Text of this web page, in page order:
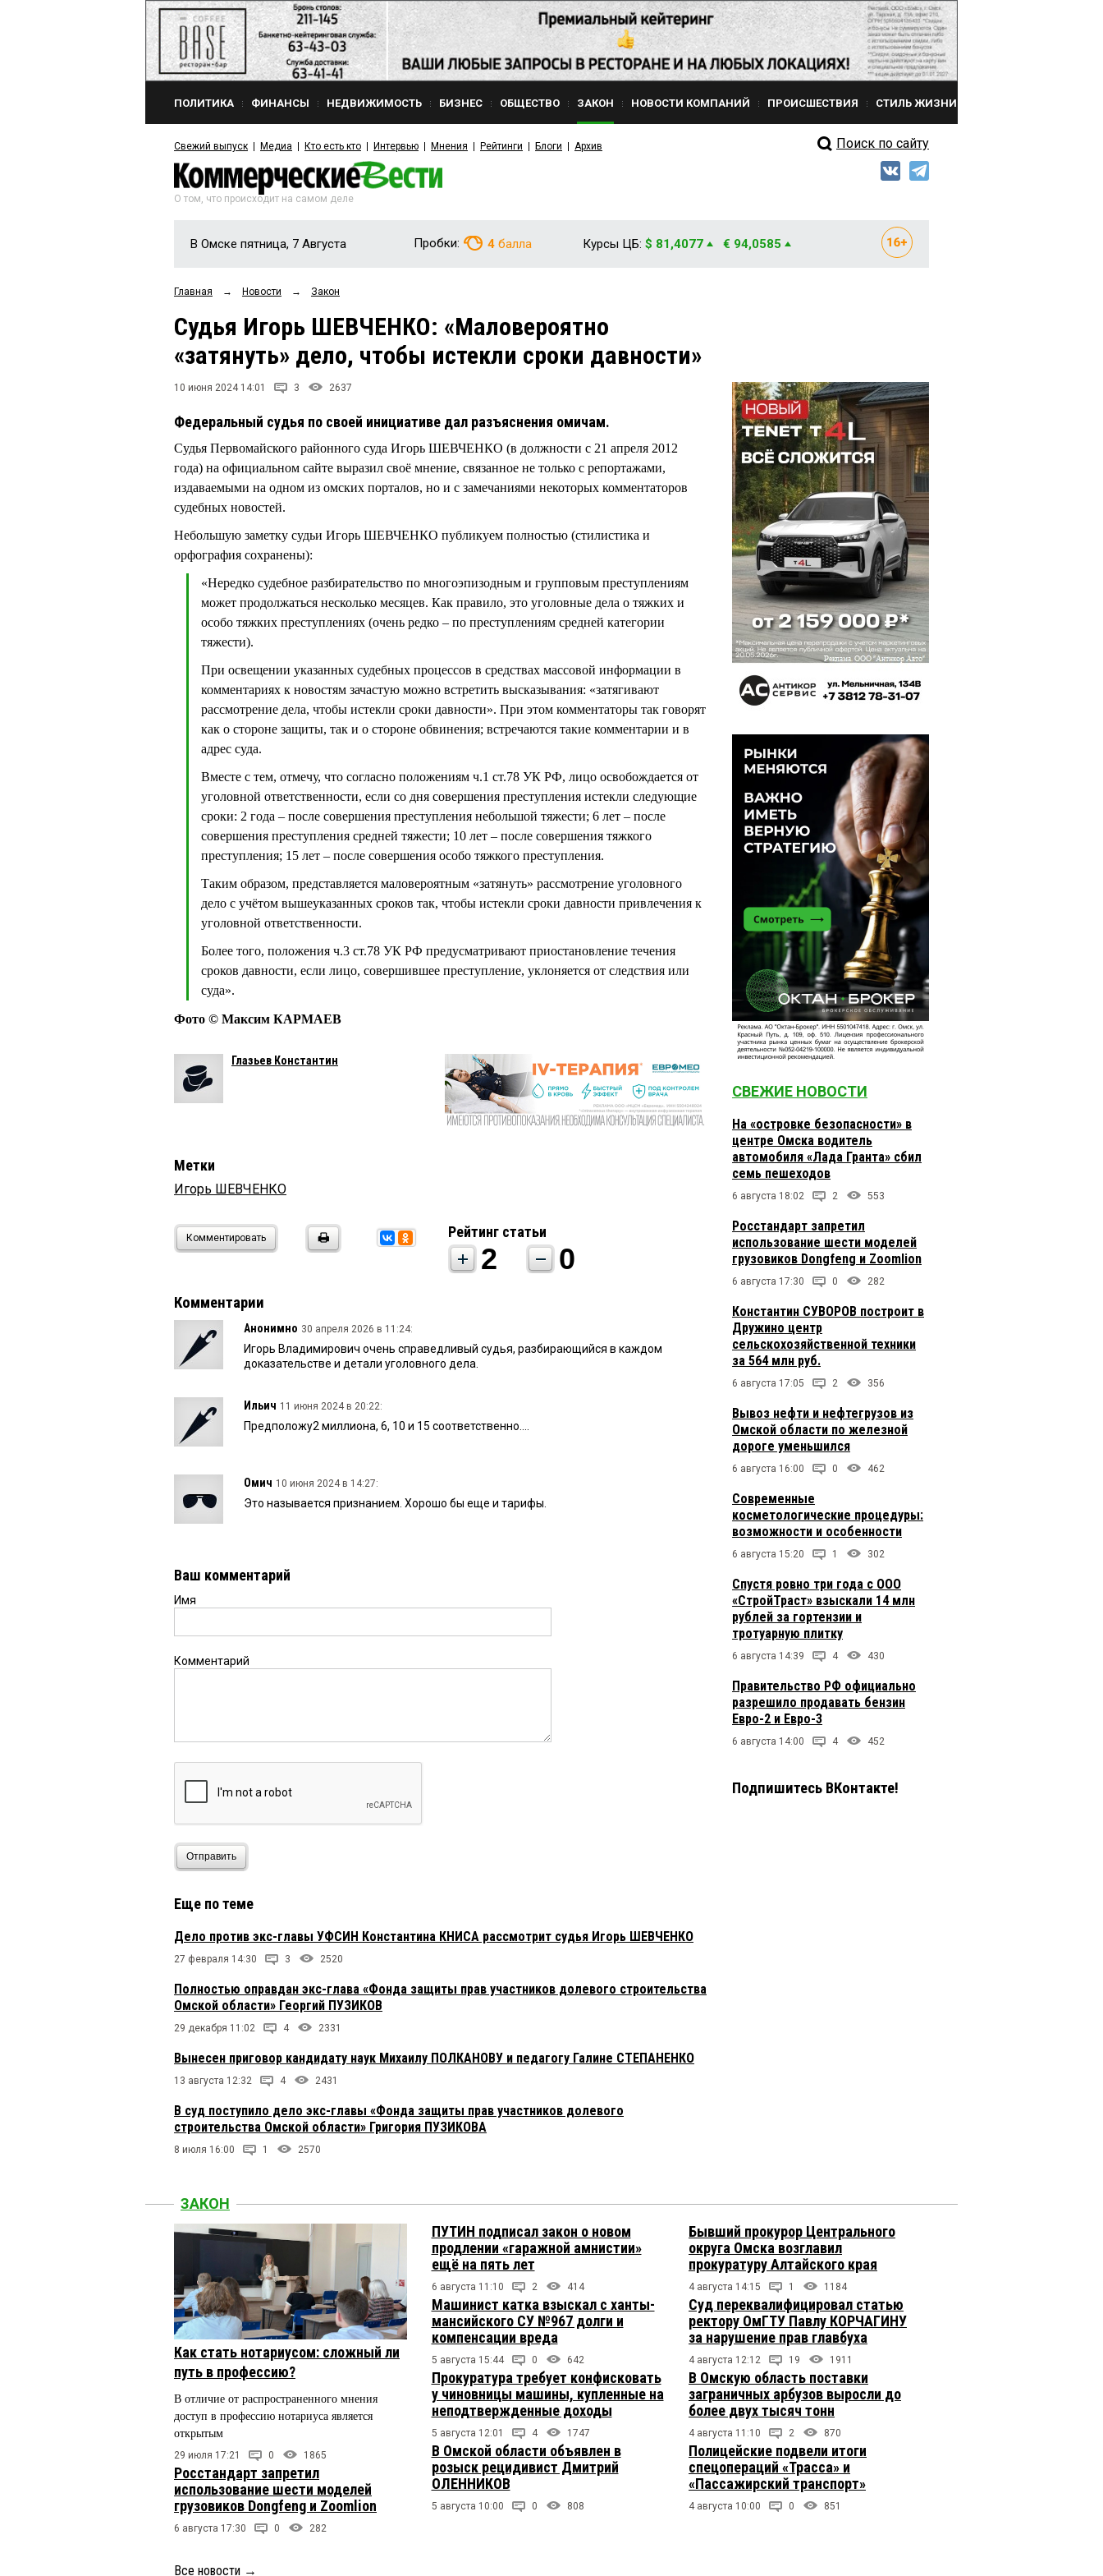
ПОЛИТИКА ФИНАНСЫ НЕДВИЖИМОСТЬ БИЗНЕС ОБЩЕСТВО ЗАКОН НОВОСТИ КОМПАНИЙ ПРОИСШЕСТВИЯ СТИЛЬ ЖИЗНИ
Свежий выпуск Медиа Кто есть кто Интервью Мнения Рейтинги Блоги Архив Поиск по сайту
О том, что происходит на самом деле
В Омске пятница, 7 Августа Пробки: 4 балла Курсы ЦБ: $ 81,4077 € 94,0585
Главная → Новости → Закон
Судья Игорь ШЕВЧЕНКО: «Маловероятно
«затянуть» дело, чтобы истекли сроки давности»
10 июня 2024 14:01 3 2637
Федеральный судья по своей инициативе дал разъяснения омичам.
Судья Первомайского районного суда Игорь ШЕВЧЕНКО (в должности с 21 апреля 2012
года) на официальном сайте выразил своё мнение, связанное не только с репортажами,
издаваемыми на одном из омских порталов, но и с замечаниями некоторых комментаторов
судебных новостей.
Небольшую заметку судьи Игорь ШЕВЧЕНКО публикуем полностью (стилистика и
орфография сохранены):
«Нередко судебное разбирательство по многоэпизодным и групповым преступлениям
может продолжаться несколько месяцев. Как правило, это уголовные дела о тяжких и
особо тяжких преступлениях (очень редко – по преступлениям средней категории
тяжести).
При освещении указанных судебных процессов в средствах массовой информации в
комментариях к новостям зачастую можно встретить высказывания: «затягивают
рассмотрение дела, чтобы истекли сроки давности». При этом комментаторы так говорят
как о стороне защиты, так и о стороне обвинения; встречаются такие комментарии и в
адрес суда.
Вместе с тем, отмечу, что согласно положениям ч.1 ст.78 УК РФ, лицо освобождается от
уголовной ответственности, если со дня совершения преступления истекли следующие
сроки: 2 года – после совершения преступления небольшой тяжести; 6 лет – после
совершения преступления средней тяжести; 10 лет – после совершения тяжкого
преступления; 15 лет – после совершения особо тяжкого преступления.
Таким образом, представляется маловероятным «затянуть» рассмотрение уголовного
дело с учётом вышеуказанных сроков так, чтобы истекли сроки давности привлечения к
уголовной ответственности.
Более того, положения ч.3 ст.78 УК РФ предусматривают приостановление течения
сроков давности, если лицо, совершившее преступление, уклоняется от следствия или
суда».
Фото © Максим КАРМАЕВ
Глазьев Константин
Метки
Игорь ШЕВЧЕНКО
Комментировать Рейтинг статьи
2 0
Комментарии
Анонимно 30 апреля 2026 в 11:24:
Игорь Владимирович очень справедливый судья, разбирающийся в каждом
доказательстве и детали уголовного дела.
Ильич 11 июня 2024 в 20:22:
Предположу2 миллиона, 6, 10 и 15 соответственно....
Омич 10 июня 2024 в 14:27:
Это называется признанием. Хорошо бы еще и тарифы.
Ваш комментарий
Имя
Комментарий
Отправить
Еще по теме
Дело против экс-главы УФСИН Константина КНИСА рассмотрит судья Игорь ШЕВЧЕНКО
27 февраля 14:30 3 2520
Полностью оправдан экс-глава «Фонда защиты прав участников долевого строительства
Омской области» Георгий ПУЗИКОВ
29 декабря 11:02 4 2331
Вынесен приговор кандидату наук Михаилу ПОЛКАНОВУ и педагогу Галине СТЕПАНЕНКО
13 августа 12:32 4 2431
В суд поступило дело экс-главы «Фонда защиты прав участников долевого
строительства Омской области» Григория ПУЗИКОВА
8 июля 16:00 1 2570
СВЕЖИЕ НОВОСТИ
На «островке безопасности» в
центре Омска водитель
автомобиля «Лада Гранта» сбил
семь пешеходов
6 августа 18:02 2 553
Росстандарт запретил
использование шести моделей
грузовиков Dongfeng и Zoomlion
6 августа 17:30 0 282
Константин СУВОРОВ построит в
Дружино центр
сельскохозяйственной техники
за 564 млн руб.
6 августа 17:05 2 356
Вывоз нефти и нефтегрузов из
Омской области по железной
дороге уменьшился
6 августа 16:00 0 462
Современные
косметологические процедуры:
возможности и особенности
6 августа 15:20 1 302
Спустя ровно три года с ООО
«СтройТраст» взыскали 14 млн
рублей за гортензии и
тротуарную плитку
6 августа 14:39 4 430
Правительство РФ официально
разрешило продавать бензин
Евро-2 и Евро-3
6 августа 14:00 4 452
Подпишитесь ВКонтакте!
ЗАКОН
Как стать нотариусом: сложный ли
путь в профессию?
В отличие от распространенного мнения
доступ в профессию нотариуса является
открытым
29 июля 17:21 0 1865
Росстандарт запретил
использование шести моделей
грузовиков Dongfeng и Zoomlion
6 августа 17:30 0 282
ПУТИН подписал закон о новом
продлении «гаражной амнистии»
ещё на пять лет
6 августа 11:10 2 414
Машинист катка взыскал с ханты-
мансийского СУ №967 долги и
компенсации вреда
5 августа 15:44 0 642
Прокуратура требует конфисковать
у чиновницы машины, купленные на
неподтвержденные доходы
5 августа 12:01 4 1747
В Омской области объявлен в
розыск рецидивист Дмитрий
ОЛЕННИКОВ
5 августа 10:00 0 808
Бывший прокурор Центрального
округа Омска возглавил
прокуратуру Алтайского края
4 августа 14:15 1 1184
Суд переквалифицировал статью
ректору ОмГТУ Павлу КОРЧАГИНУ
за нарушение прав главбуха
4 августа 12:12 19 1911
В Омскую область поставки
заграничных арбузов выросли до
более двух тысяч тонн
4 августа 11:10 2 870
Полицейские подвели итоги
спецопераций «Трасса» и
«Пассажирский транспорт»
4 августа 10:00 0 851
Все новости →